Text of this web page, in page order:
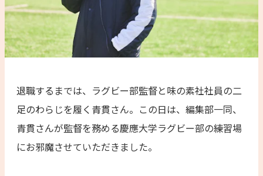
退職するまでは、ラグビー部監督と味の素社社員の二
足のわらじを履く青貫さん。この日は、編集部一同、
青貫さんが監督を務める慶應大学ラグビー部の練習場
にお邪魔させていただきました。